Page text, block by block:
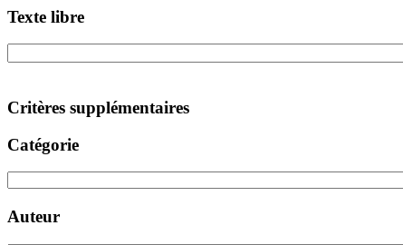
Texte libre
Critères supplémentaires
Catégorie
Auteur